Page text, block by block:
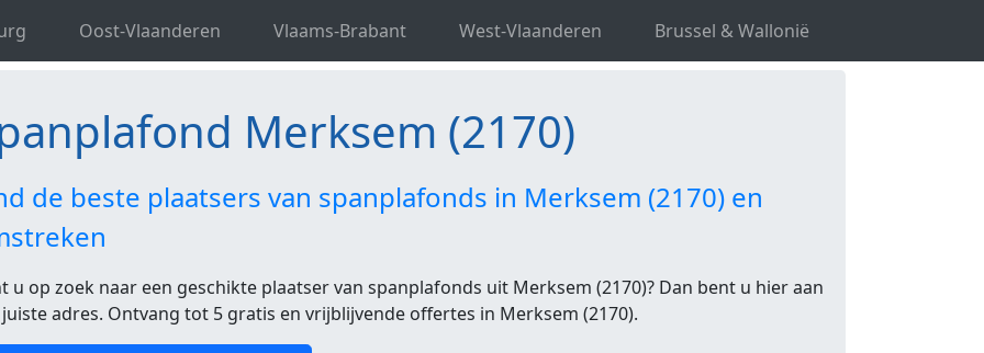
Oost-Vlaanderen Vlaams-Brabant West-Vlaanderen Brussel & Wallonië
Antwerpen Spanplafond Merksem
Merksem (2170)
de beste plaatsers van spanplafonds in Merksem (2170) en
u op zoek naar een geschikte plaatser van spanplafonds uit Merksem (2170)? Dan bent u hier aan
adres. Ontvang tot 5 gratis en vrijblijvende offertes in Merksem (2170).